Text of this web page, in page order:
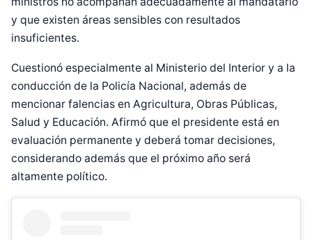
y que existen áreas sensibles con resultados
insuficientes.
Cuestionó especialmente al Ministerio del Interior y a la
conducción de la Policía Nacional, además de
mencionar falencias en Agricultura, Obras Públicas,
Salud y Educación. Afirmó que el presidente está en
evaluación permanente y deberá tomar decisiones,
considerando además que el próximo año será
altamente político.